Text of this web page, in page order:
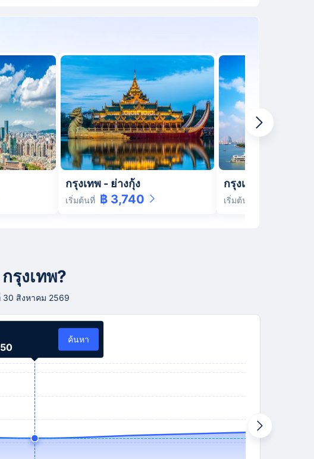
กรุงเทพ - ย่างกุ้ง
เริ่มต้นที่ ฿ 3,740
กรุงเทพ
เริ่มต้นที่
รุงเทพ?
30 สิงหาคม 2569
ค้นหา